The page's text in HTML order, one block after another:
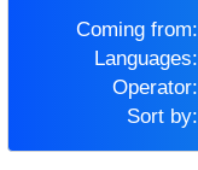
Coming from:
Languages:
Operator:
Sort by: